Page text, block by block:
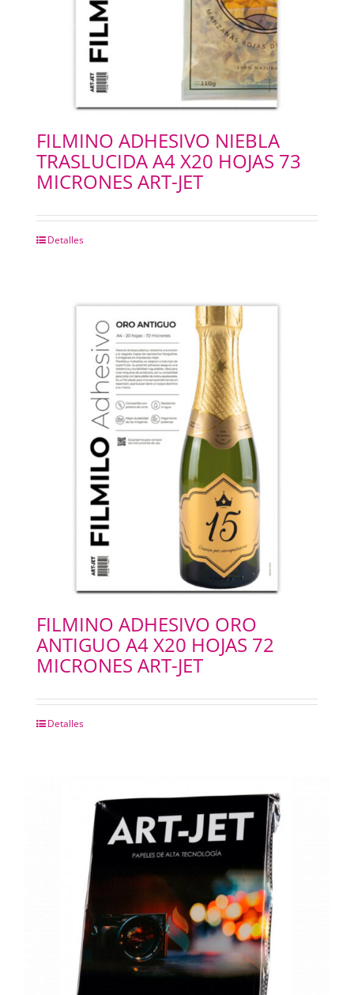
FILMINO ADHESIVO NIEBLA
TRASLUCIDA A4 X20 HOJAS 73
MICRONES ART-JET
Detalles
FILMINO ADHESIVO ORO
ANTIGUO A4 X20 HOJAS 72
MICRONES ART-JET
Detalles